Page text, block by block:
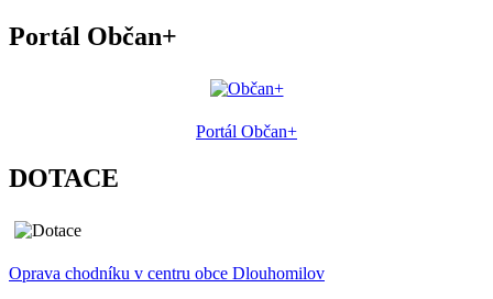
Portál Občan+
Portál Občan+
DOTACE
Oprava chodníku v centru obce Dlouhomilov